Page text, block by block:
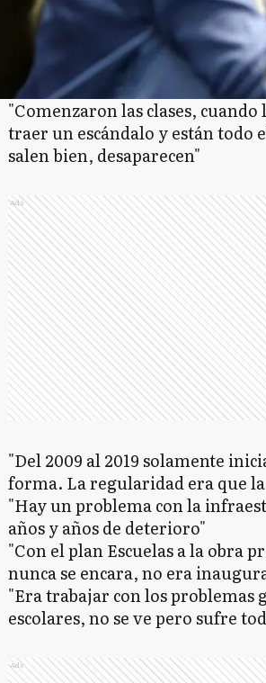
"Comenzaron las clases, cuando
traer un escándalo y están todo
salen bien, desaparecen"
Ads
"Del 2009 al 2019 solamente
forma. La regularidad era que la
"Hay un problema con la
años y años de deterioro"
"Con el plan Escuelas a la obra
nunca se encara, no era
"Era trabajar con los problemas
escolares, no se ve pero sufre
Ads